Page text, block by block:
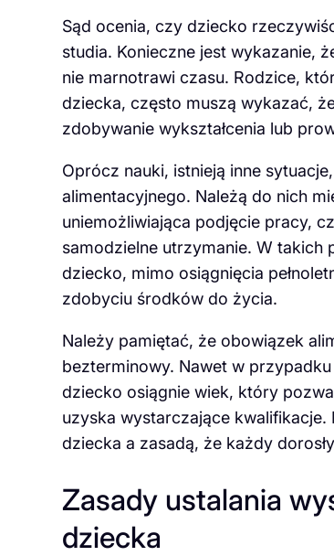
Sąd ocenia, czy dziecko
studia. Konieczne jest wykazanie,
nie marnotrawi czasu. Rodzice,
dziecka, często muszą wykazać,
zdobywanie wykształcenia lub
Oprócz nauki, istnieją inne
alimentacyjnego. Należą do nich
uniemożliwiająca podjęcie pracy,
samodzielne utrzymanie. W
dziecko, mimo osiągnięcia
zdobyciu środków do życia.
Należy pamiętać, że obowiązek
bezterminowy. Nawet w
dziecko osiągnie wiek, który
uzyska wystarczające
dziecka a zasadą, że każdy
Zasady ustalania
dziecka